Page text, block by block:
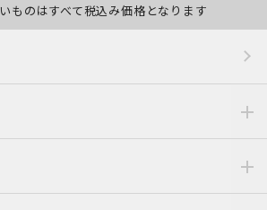
ものはすべて税込み価格となります